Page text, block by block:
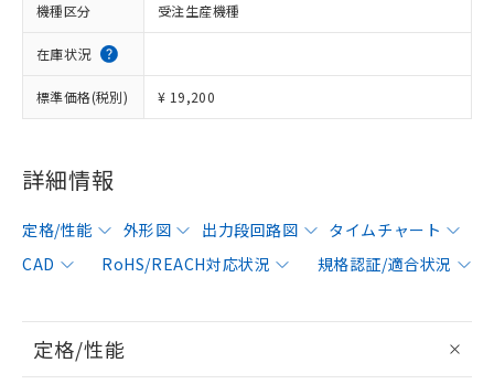
機種区分 受注生産機種
在庫状況
標準価格(税別) ¥ 19,200
詳細情報
定格/性能 外形図 出力段回路図
タイムチャート
CAD
RoHS/REACH対応状況 規格認証/適合状況
定格/性能